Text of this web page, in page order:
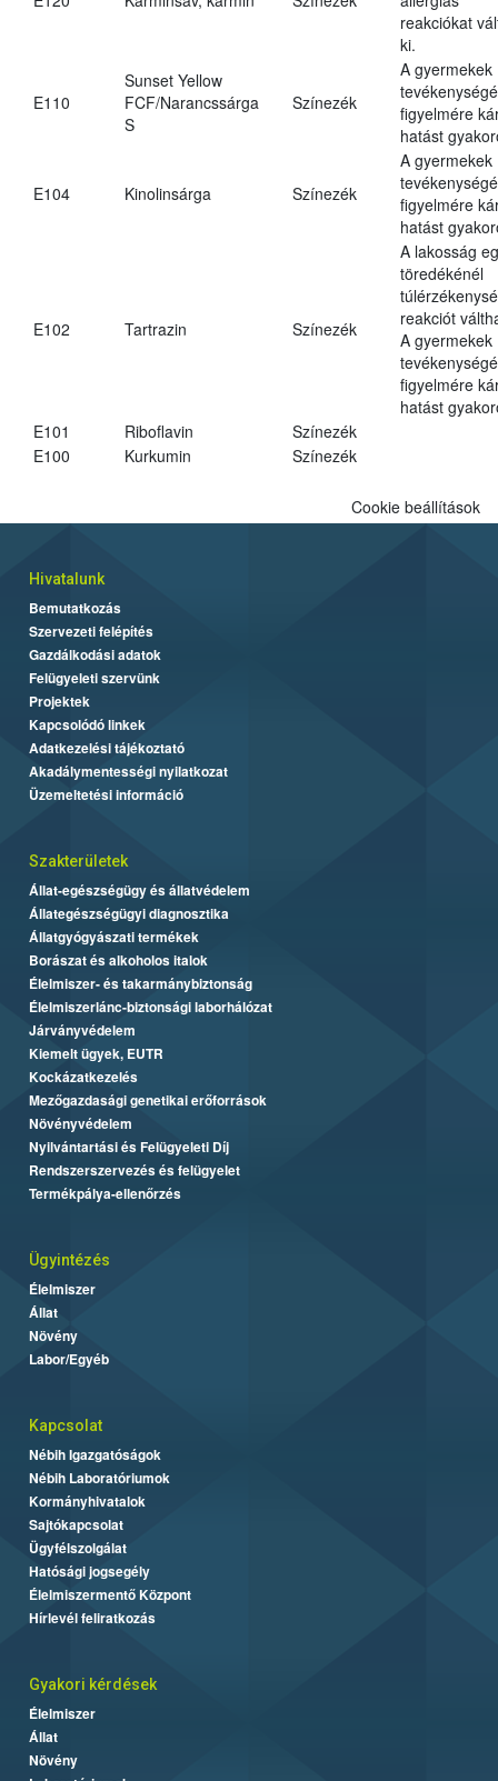
reakciókat
ki.
E110
Sunset Yellow
FCF/Narancssárga
S
Színezék
A gyermekek
figyelmére
hatást
E104 Kinolinsárga Színezék
A gyermekek
figyelmére
hatást
E102 Tartrazin Színezék
A lakosság
töredékénél
reakciót
A gyermekek
figyelmére
hatást
E101
Riboflavin
Színezék
E100
Kurkumin Színezék
Cookie beállítások
Hivatalunk
Bemutatkozás
Szervezeti felépítés
Gazdálkodási adatok
Felügyeleti szervünk
Projektek
Kapcsolódó linkek
Adatkezelési tájékoztató
Akadálymentességi nyilatkozat
Üzemeltetési információ
Szakterületek
Állat-egészségügy és állatvédelem
Állategészségügyi diagnosztika
Állatgyógyászati termékek
Borászat és alkoholos italok
Élelmiszer- és takarmánybiztonság
Élelmiszerlánc-biztonsági laborhálózat
Járványvédelem
Kiemelt ügyek, EUTR
Kockázatkezelés
Mezőgazdasági genetikai erőforrások
Növényvédelem
Nyilvántartási és Felügyeleti Díj
Rendszerszervezés és felügyelet
Termékpálya-ellenőrzés
Ügyintézés
Élelmiszer
Állat
Növény
Labor/Egyéb
Kapcsolat
Nébih Igazgatóságok
Nébih Laboratóriumok
Kormányhivatalok
Sajtókapcsolat
Ügyfélszolgálat
Hatósági jogsegély
Élelmiszermentő Központ
Hírlevél feliratkozás
Gyakori kérdések
Élelmiszer
Állat
Növény